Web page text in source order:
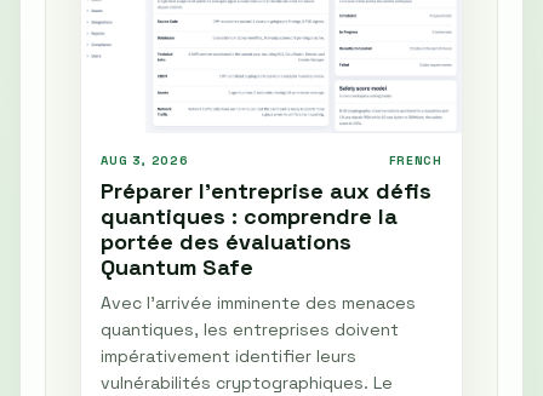
AUG 3, 2026 FRENCH
Préparer l'entreprise aux défis
quantiques : comprendre la
portée des évaluations
Quantum Safe
Avec l'arrivée imminente des menaces
quantiques, les entreprises doivent
impérativement identifier leurs
vulnérabilités cryptographiques. Le